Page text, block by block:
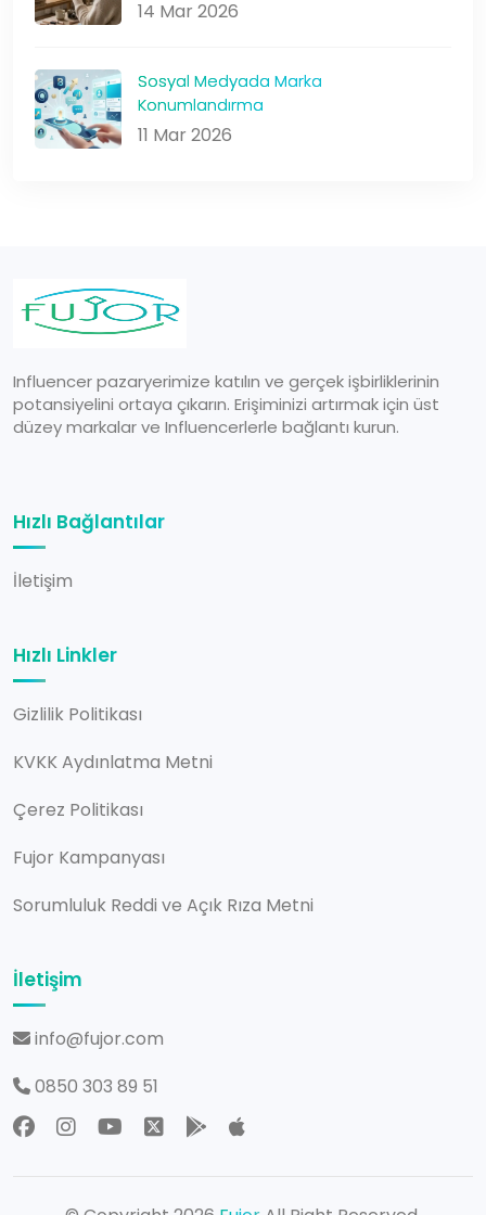
14 Mar 2026
Sosyal Medyada Marka
Konumlandırma
11 Mar 2026
Influencer pazaryerimize katılın ve gerçek işbirliklerinin
potansiyelini ortaya çıkarın. Erişiminizi artırmak için üst
düzey markalar ve Influencerlerle bağlantı kurun.
Hızlı Bağlantılar
İletişim
Hızlı Linkler
Gizlilik Politikası
KVKK Aydınlatma Metni
Çerez Politikası
Fujor Kampanyası
Sorumluluk Reddi ve Açık Rıza Metni
İletişim
info@fujor.com
0850 303 89 51